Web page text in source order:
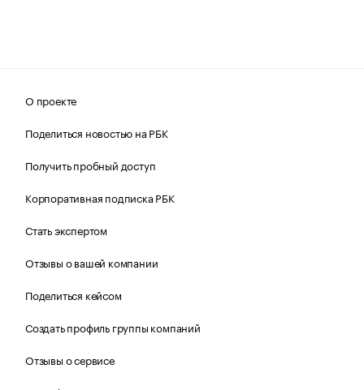
О проекте
Поделиться новостью на РБК
Получить пробный доступ
Корпоративная подписка РБК
Стать экспертом
Отзывы о вашей компании
Поделиться кейсом
Создать профиль группы компаний
Отзывы о сервисе